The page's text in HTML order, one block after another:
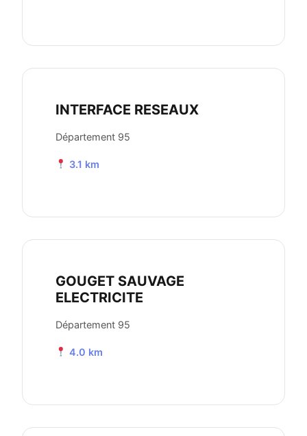
INTERFACE RESEAUX
Département 95
3.1 km
GOUGET SAUVAGE
ELECTRICITE
Département 95
4.0 km